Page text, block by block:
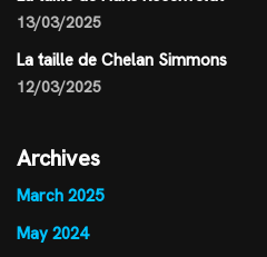
13/03/2025
La taille de Chelan Simmons
12/03/2025
Archives
March 2025
May 2024